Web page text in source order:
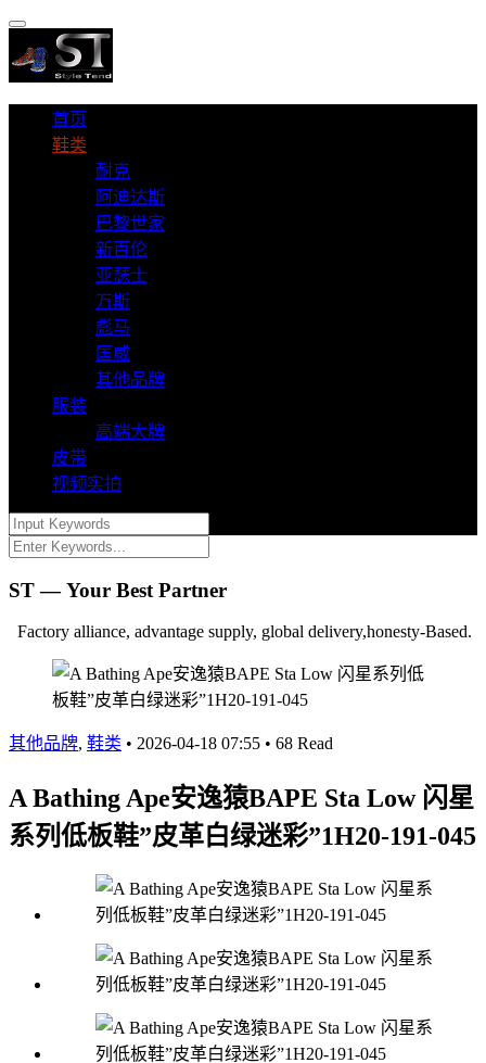
首页
鞋类
耐克
阿迪达斯
巴黎世家
新百伦
亚瑟士
万斯
彪马
匡威
其他品牌
服装
高端大牌
皮带
视频实拍
ST — Your Best Partner
Factory alliance, advantage supply, global delivery,honesty-Based.
其他品牌, 鞋类 • 2026-04-18 07:55 • 68 Read
A Bathing Ape安逸猿BAPE Sta Low 闪星
系列低板鞋”皮革白绿迷彩”1H20-191-045